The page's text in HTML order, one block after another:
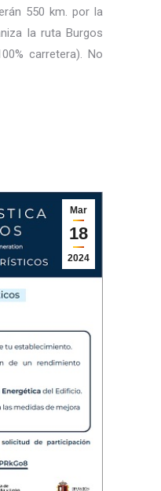
550 km. por la
la ruta Burgos
carretera). No
Mar
18
2024